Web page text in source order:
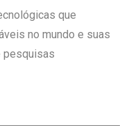
que
no mundo e suas
pesquisas